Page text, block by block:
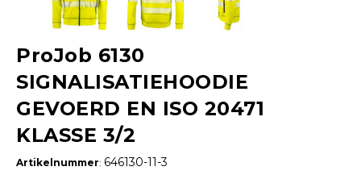
ProJob 6130
SIGNALISATIEHOODIE
GEVOERD EN ISO 20471
KLASSE 3/2
Artikelnummer: 646130-11-3